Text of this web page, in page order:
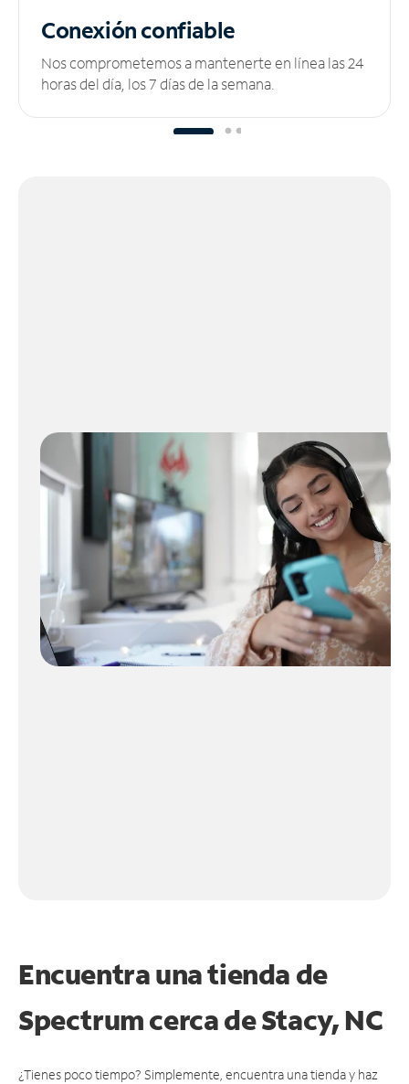
Conexión confiable
Nos comprometemos a mantenerte en línea las 24
horas del día, los 7 días de la semana.
Encuentra una tienda de
Spectrumcerca de Stacy, NC
¿Tienes poco tiempo? Simplemente, encuentra una tienda y haz